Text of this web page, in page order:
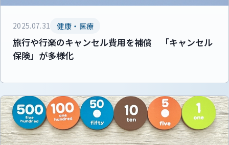
2025.07.31 健康・医療
旅行や行楽のキャンセル費用を補償 「キャンセル
保険」が多様化